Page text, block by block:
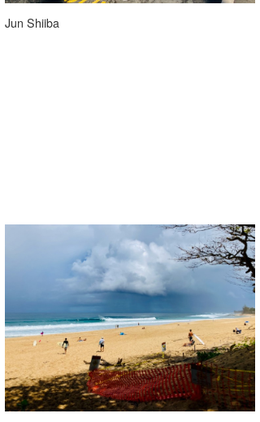
Jun Shiiba小川予報士
予報士 hiro.
banpaku
Mr.K
chappy